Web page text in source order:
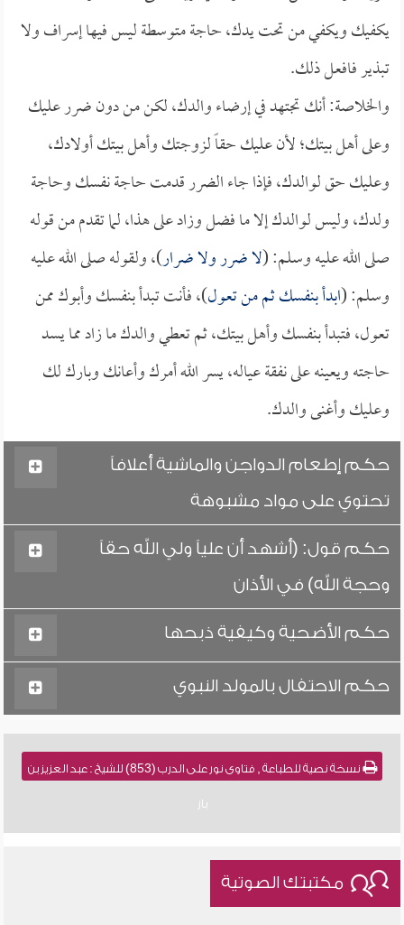
يكفيك ويكفي من تحت يدك، حاجة متوسطة ليس فيها إسراف ولا
تبذير فافعل ذلك.
والخلاصة: أنك تجتهد في إرضاء والدك، لكن من دون ضرر عليك
وعلى أهل بيتك؛ لأن عليك حقاً لزوجتك وأهل بيتك أولادك،
وعليك حق لوالدك، فإذا جاء الضرر قدمت حاجة نفسك وحاجة
ولدك، وليس لوالدك إلا ما فضل وزاد على هذا، لما تقدم من قوله
صلى الله عليه وسلم: (لا ضرر ولا ضرار)، ولقوله صلى الله عليه
وسلم: (ابدأ بنفسك ثم من تعول)، فأنت تبدأ بنفسك وأبوك ممن
تعول، فتبدأ بنفسك وأهل بيتك، ثم تعطي والدك ما زاد مما يسد
حاجته ويعينه على نفقة عياله، يسر الله أمرك وأعانك وبارك لك
وعليك وأغنى والدك.
حكم إطعام الدواجن والماشية أعلافاً
تحتوي على مواد مشبوهة
حكم قول: (أشهد أن علياً ولي الله حقاً
وحجة الله) في الأذان
حكم الأضحية وكيفية ذبحها
حكم الاحتفال بالمولد النبوي
نسخة نصية للطباعة , فتاوى نور على الدرب (853) للشيخ : عبد العزيز بن
باز
مكتبتك الصوتية